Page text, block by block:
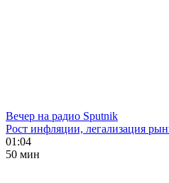
Вечер на радио Sputnik
Рост инфляции, легализация
01:04
50 мин